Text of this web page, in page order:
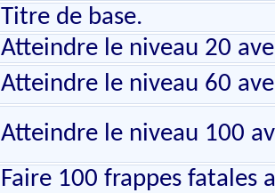
Titre de base.
Atteindre le niveau 20
Atteindre le niveau 60
Atteindre le niveau 100
Faire 100 frappes fatales